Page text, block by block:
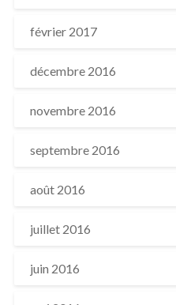
février 2017
décembre 2016
novembre 2016
septembre 2016
août 2016
juillet 2016
juin 2016